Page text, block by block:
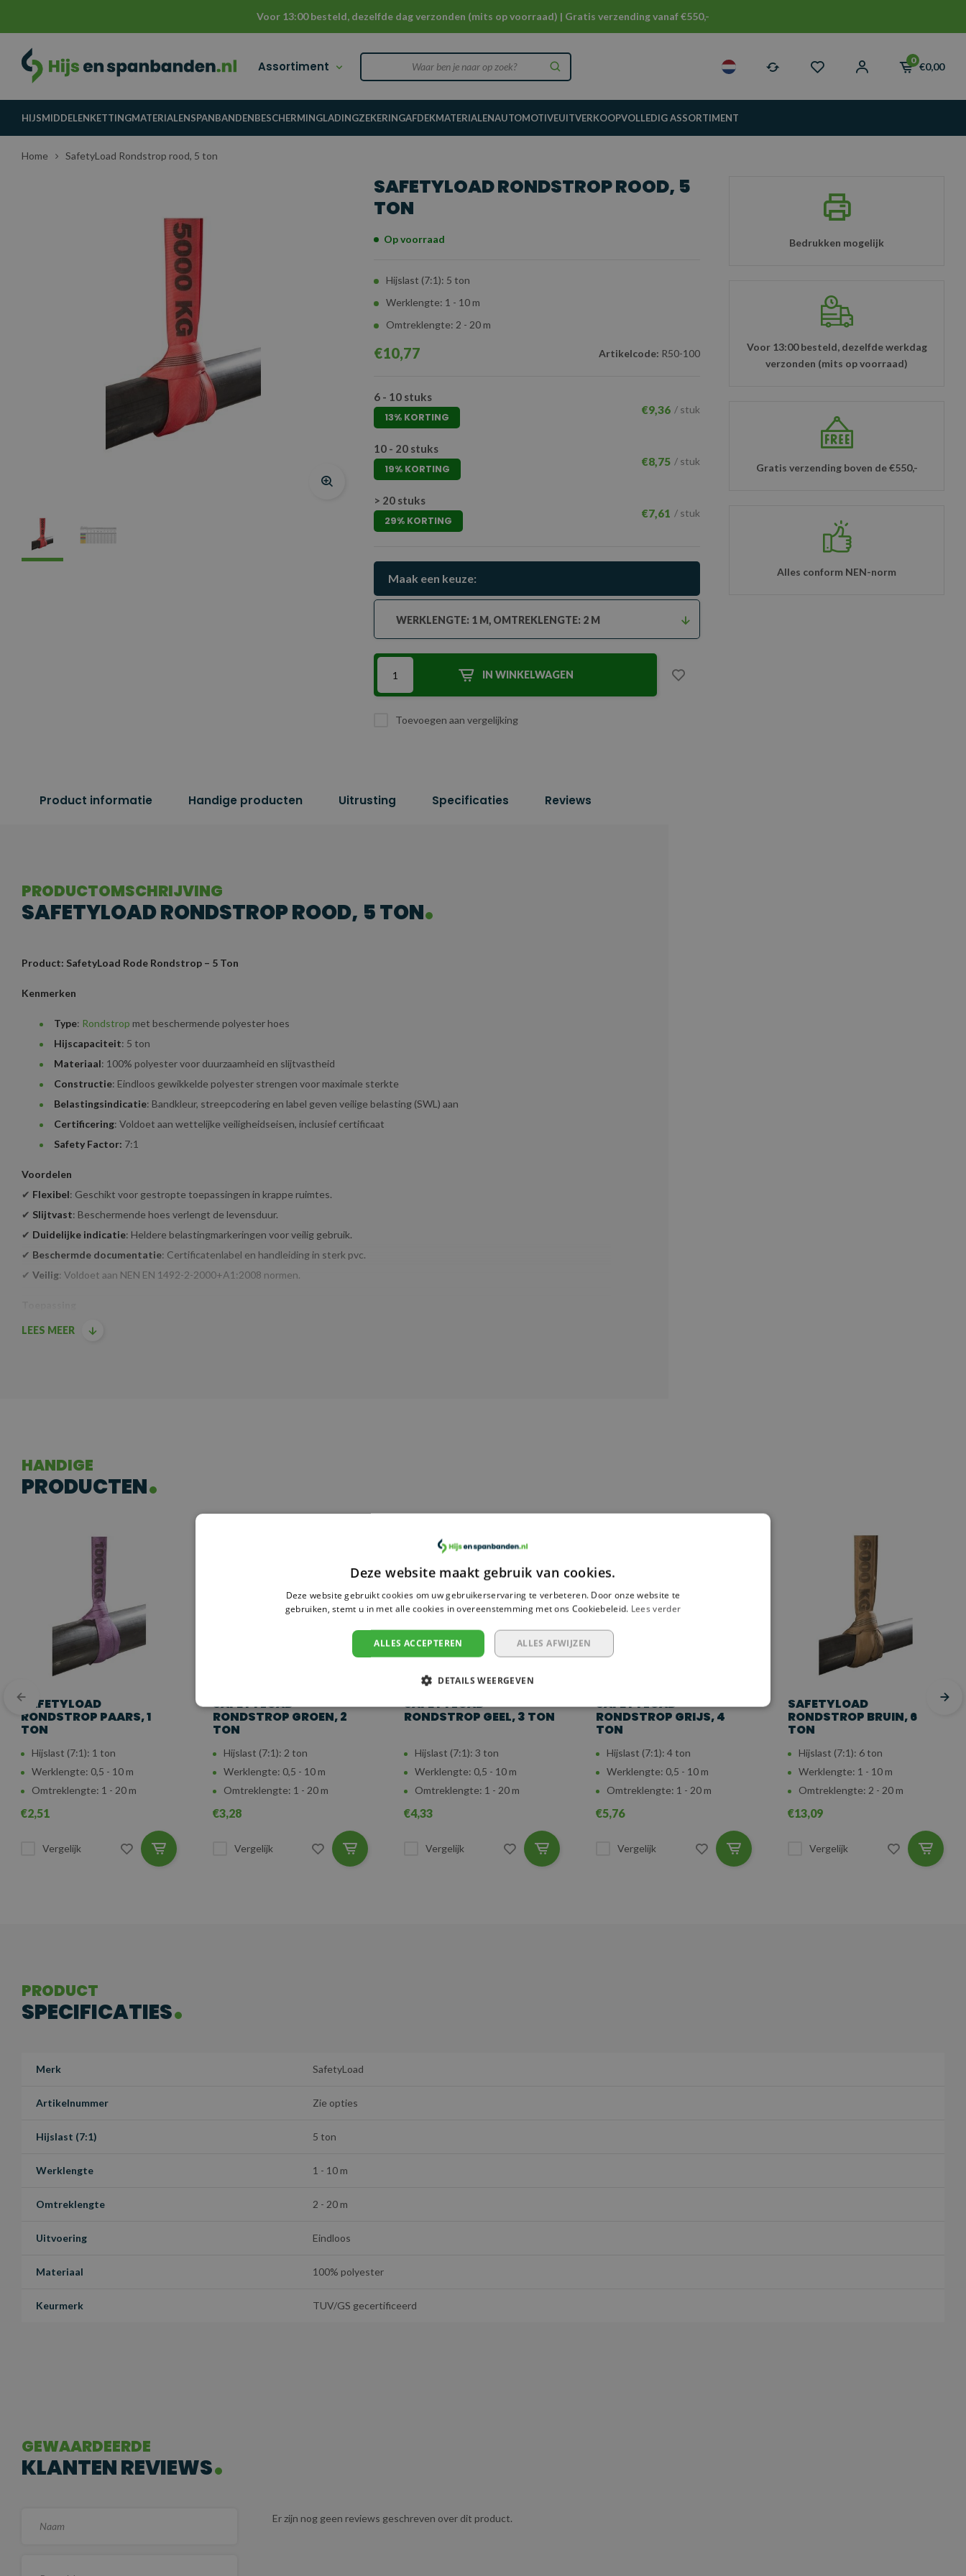
Voor 13:00 besteld, dezelfde dag verzonden (mits op voorraad) | Gratis verzending vanaf €550,-
Assortiment 0
€0,00
HIJSMIDDELENKETTINGMATERIALENSPANBANDENBESCHERMINGLADINGZEKERINGAFDEKMATERIALENAUTOMOTIVEUITVERKOOPVOLLEDIG ASSORTIMENT
Home SafetyLoad Rondstrop rood, 5 ton
SAFETYLOAD RONDSTROP ROOD, 5
TON
Op voorraad
Hijslast (7:1): 5 ton
Werklengte: 1 - 10 m
Omtreklengte: 2 - 20 m
€10,77 Artikelcode: R50-100
6 - 10 stuks
13% KORTING
€9,36 / stuk
10 - 20 stuks
19% KORTING
€8,75 / stuk
> 20 stuks
29% KORTING
€7,61 / stuk
Maak een keuze:
WERKLENGTE: 1 M, OMTREKLENGTE: 2 M
IN WINKELWAGEN
Toevoegen aan vergelijking
Bedrukken mogelijk
Voor 13:00 besteld, dezelfde werkdag
verzonden (mits op voorraad)
Gratis verzending boven de €550,-
Alles conform NEN-norm
Product informatie Handige producten Uitrusting Specificaties Reviews
PRODUCTOMSCHRIJVING
SAFETYLOAD RONDSTROP ROOD, 5 TON
Product: SafetyLoad Rode Rondstrop – 5 Ton
Kenmerken
Type: Rondstrop met beschermende polyester hoes
Hijscapaciteit: 5 ton
Materiaal: 100% polyester voor duurzaamheid en slijtvastheid
Constructie: Eindloos gewikkelde polyester strengen voor maximale sterkte
Belastingsindicatie: Bandkleur, streepcodering en label geven veilige belasting (SWL) aan
Certificering: Voldoet aan wettelijke veiligheidseisen, inclusief certificaat
Safety Factor: 7:1
Voordelen
✔ Flexibel: Geschikt voor gestropte toepassingen in krappe ruimtes.
✔ Slijtvast: Beschermende hoes verlengt de levensduur.
✔ Duidelijke indicatie: Heldere belastingmarkeringen voor veilig gebruik.
✔ Beschermde documentatie: Certificatenlabel en handleiding in sterk pvc.
✔ Veilig: Voldoet aan NEN EN 1492-2-2000+A1:2008 normen.
Industrieel hijswerk
LEES MEER
HANDIGE
PRODUCTEN
SAFETYLOAD
RONDSTROP PAARS, 1
TON
Hijslast (7:1): 1 ton
Werklengte: 0,5 - 10 m
Omtreklengte: 1 - 20 m
€2,51
Vergelijk
SAFETYLOAD
RONDSTROP GROEN, 2
TON
Hijslast (7:1): 2 ton
Werklengte: 0,5 - 10 m
Omtreklengte: 1 - 20 m
€3,28
Vergelijk
SAFETYLOAD
RONDSTROP GEEL, 3 TON
Hijslast (7:1): 3 ton
Werklengte: 0,5 - 10 m
Omtreklengte: 1 - 20 m
€4,33
Vergelijk
SAFETYLOAD
RONDSTROP GRIJS, 4
TON
Hijslast (7:1): 4 ton
Werklengte: 0,5 - 10 m
Omtreklengte: 1 - 20 m
€5,76
Vergelijk
SAFETYLOAD
RONDSTROP BRUIN, 6
TON
Hijslast (7:1): 6 ton
Werklengte: 1 - 10 m
Omtreklengte: 2 - 20 m
€13,09
Vergelijk
PRODUCT
SPECIFICATIES
Merk SafetyLoad
Artikelnummer Zie opties
Hijslast (7:1) 5 ton
Werklengte 1 - 10 m
Omtreklengte 2 - 20 m
Uitvoering Eindloos
Materiaal 100% polyester
Keurmerk TUV/GS gecertificeerd
GEWAARDEERDE
KLANTEN REVIEWS
Er zijn nog geen reviews geschreven over dit product.
Deze website maakt gebruik van cookies.
Deze website gebruikt cookies om uw gebruikerservaring te verbeteren. Door onze website te
gebruiken, stemt u in met alle cookies in overeenstemming met ons Cookiebeleid. Lees verder
ALLES ACCEPTEREN ALLES AFWIJZEN
DETAILS WEERGEVEN